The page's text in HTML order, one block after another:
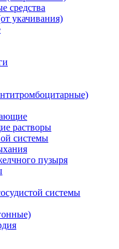
средства
укачивания)
растворы
системы
пузыря
системы